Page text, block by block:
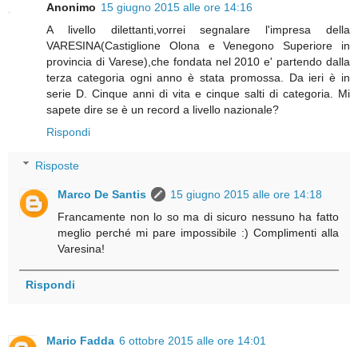
Anonimo 15 giugno 2015 alle ore 14:16
A livello dilettanti,vorrei segnalare l'impresa della
VARESINA(Castiglione Olona e Venegono Superiore in
provincia di Varese),che fondata nel 2010 e' partendo dalla
terza categoria ogni anno è stata promossa. Da ieri è in
serie D. Cinque anni di vita e cinque salti di categoria. Mi
sapete dire se è un record a livello nazionale?
Rispondi
Risposte
Marco De Santis
15 giugno 2015 alle ore 14:18
Francamente non lo so ma di sicuro nessuno ha fatto
meglio perché mi pare impossibile :) Complimenti alla
Varesina!
Rispondi
Mario Fadda 6 ottobre 2015 alle ore 14:01